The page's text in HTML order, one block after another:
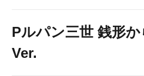
Pルパン三世 銭形
Ver.